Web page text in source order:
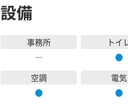
設備
事務所
―
トイ
●
空調
●
電気
●